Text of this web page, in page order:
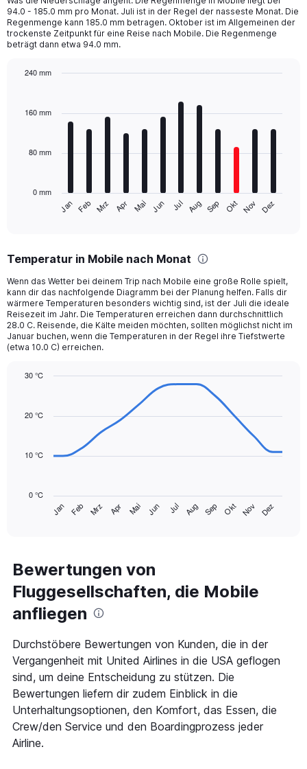
categories.
The
chart
has
Y
values.
94.0 - 185.0 mm pro Monat. Juli ist in der Regel der nasseste Monat. Die
Regenmenge kann 185.0 mm betragen. Oktober ist im Allgemeinen der
trockenste Zeitpunkt für eine Reise nach Mobile. Die Regenmenge
beträgt dann etwa 94.0 mm.
with
The
Range:
categories.
The
chart
has
1
Y
displaying
Jan Feb Mrz Apr Mai Jun Jul Aug Sep Okt Nov Dez
0 mm
80 mm
160 mm
240 mm
Temperatur in Mobile nach Monat
Wenn das Wetter bei deinem Trip nach Mobile eine große Rolle spielt,
kann dir das nachfolgende Diagramm bei der Planung helfen. Falls dir
wärmere Temperaturen besonders wichtig sind, ist der Juli die ideale
Reisezeit im Jahr. Die Temperaturen erreichen dann durchschnittlich
28.0 C. Reisende, die Kälte meiden möchten, sollten möglichst nicht im
Januar buchen, wenn die Temperaturen in der Regel ihre Tiefstwerte
(etwa 10.0 C) erreichen.
with
has
categories.
Range:
14
categories.
The
has
1
Y
axis
displaying
values.
Range:
0
to
Jan Feb Mrz Apr Mai Jun Jul Aug Sep Okt Nov Dez
0 °C
10 °C
20 °C
30 °C
Bewertungen von
Fluggesellschaften, die Mobile
anfliegen
Durchstöbere Bewertungen von Kunden, die in der
Vergangenheit mit United Airlines in die USA geflogen
sind, um deine Entscheidung zu stützen. Die
Bewertungen liefern dir zudem Einblick in die
Unterhaltungsoptionen, den Komfort, das Essen, die
Crew/den Service und den Boardingprozess jeder
Airline.